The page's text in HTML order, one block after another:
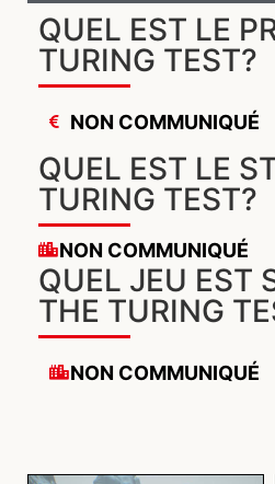
QUEL EST LE
TURING TEST?
NON COMMUNIQUÉ
QUEL EST LE
TURING TEST?
NON COMMUNIQUÉ
QUEL JEU EST
THE TURING
NON COMMUNIQUÉ